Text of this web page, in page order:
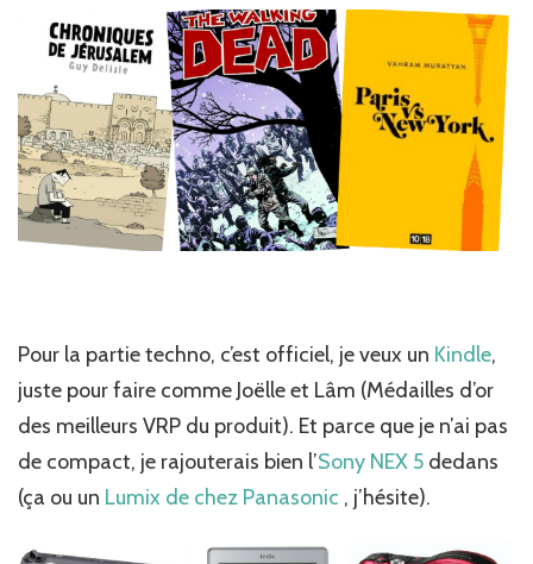
Pour la partie techno, c’est officiel, je veux un Kindle,
juste pour faire comme Joëlle et Lâm (Médailles d’or
des meilleurs VRP du produit). Et parce que je n’ai pas
de compact, je rajouterais bien l’Sony NEX 5 dedans
(ça ou un Lumix de chez Panasonic , j’hésite).